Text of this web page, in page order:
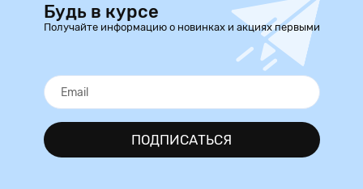
Будь в курсе
Получайте информацию о новинках и акциях первыми
ПОДПИСАТЬСЯ